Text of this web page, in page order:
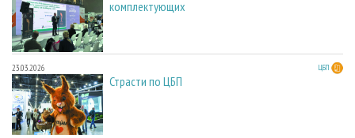
комплектующих
23.03.2026 ЦБП
Страсти по ЦБП